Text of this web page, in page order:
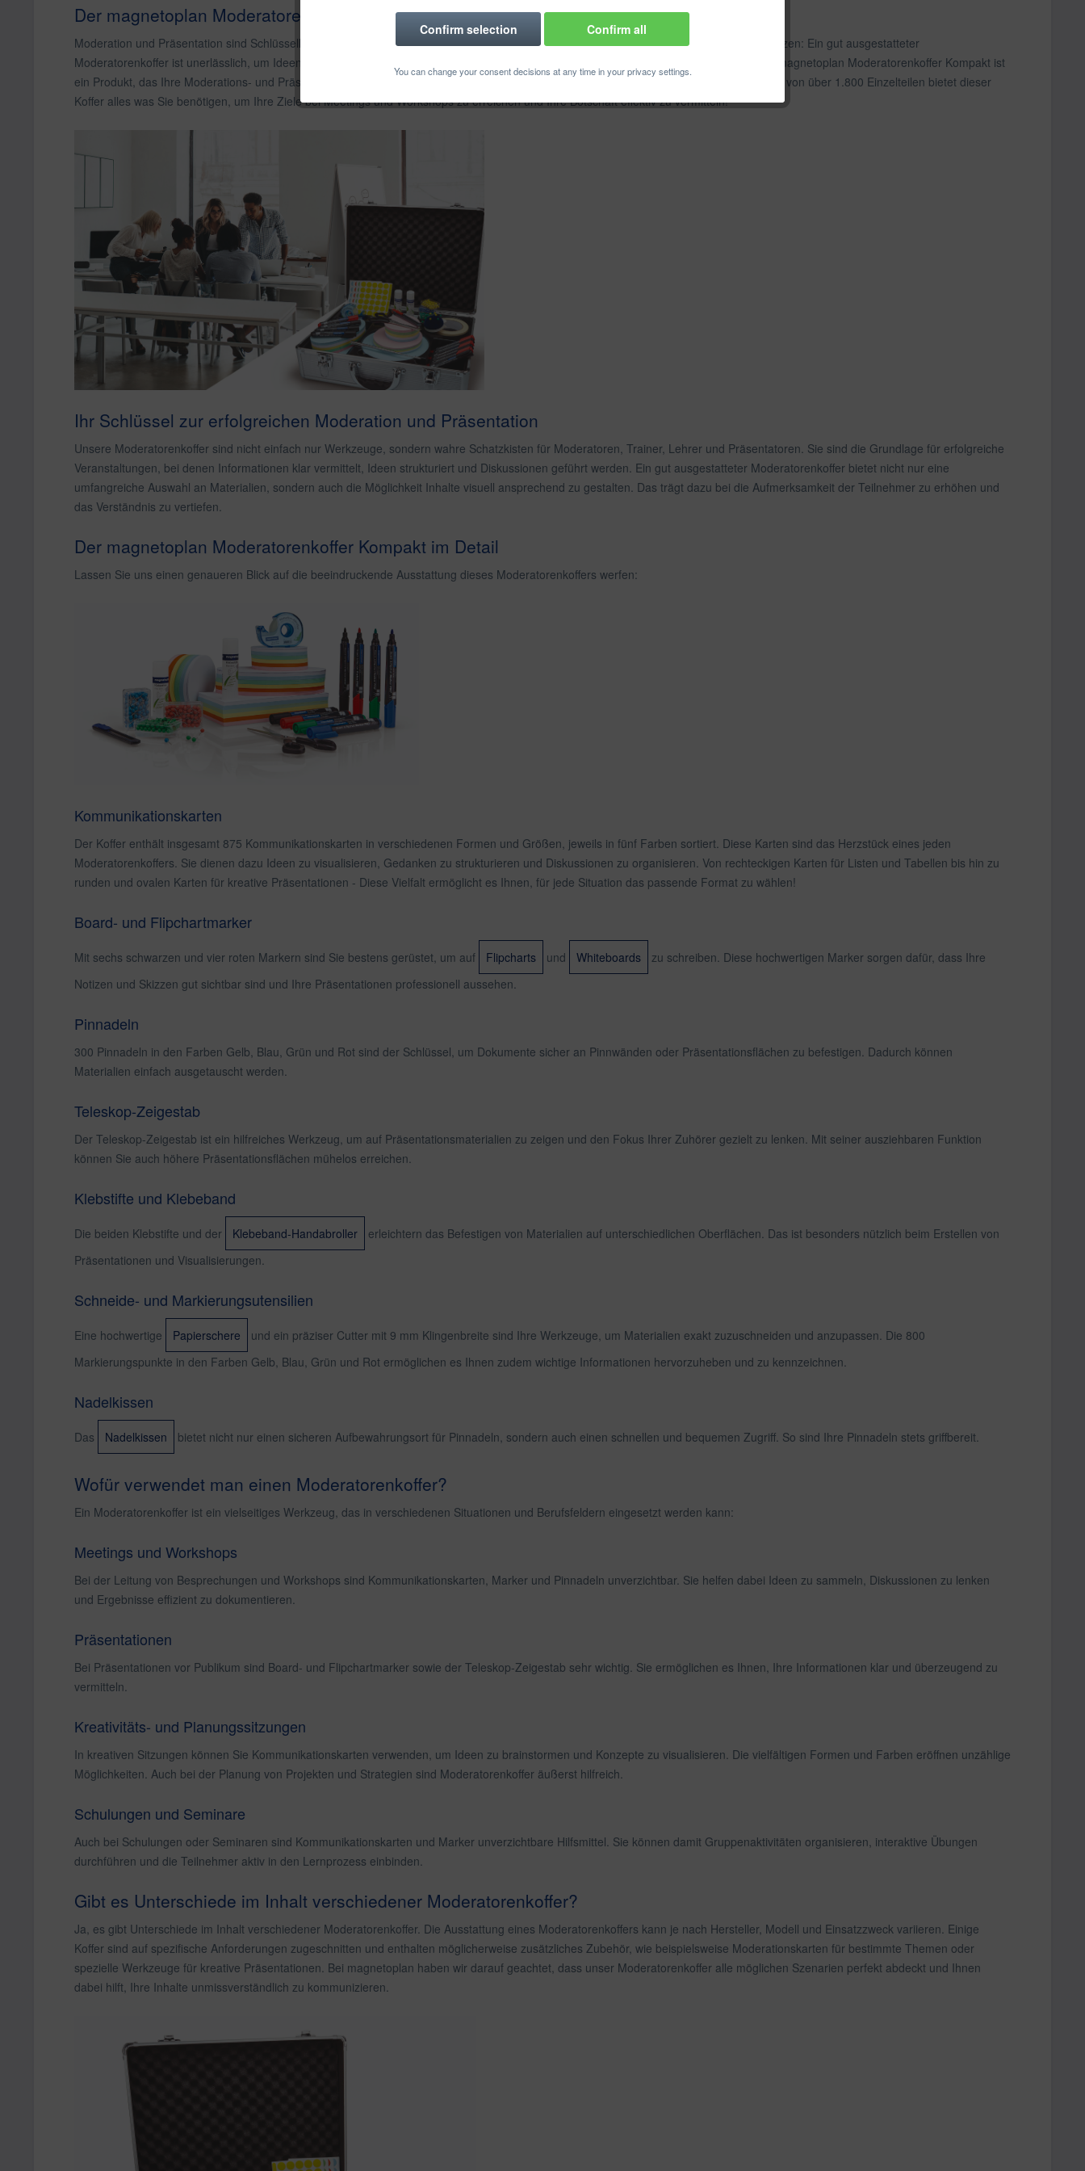
Confirm selection Confirm all
You can change your consent decisions at any time in your privacy settings.
Der magnetoplan Moderatorenkoffer Kompakt
Moderation und Präsentation sind Schlüsselkomponenten in der heutigen Geschäftswelt. Ob in Besprechungen, Workshops oder Konferenzen: Ein gut ausgestatteter
Moderatorenkoffer ist unerlässlich, um Ideen klar zu kommunizieren und den Ablauf von Veranstaltungen reibungslos zu gestalten. Unser magnetoplan Moderatorenkoffer Kompakt ist
ein Produkt, das Ihre Moderations- und Präsentationsfähigkeiten auf das nächste Level hebt. Mit einer beeindruckenden Grundausstattung von über 1.800 Einzelteilen bietet dieser
Koffer alles was Sie benötigen, um Ihre Ziele bei Meetings und Workshops zu erreichen und Ihre Botschaft effektiv zu vermitteln!
Ihr Schlüssel zur erfolgreichen Moderation und Präsentation
Unsere Moderatorenkoffer sind nicht einfach nur Werkzeuge, sondern wahre Schatzkisten für Moderatoren, Trainer, Lehrer und Präsentatoren. Sie sind die Grundlage für erfolgreiche
Veranstaltungen, bei denen Informationen klar vermittelt, Ideen strukturiert und Diskussionen geführt werden. Ein gut ausgestatteter Moderatorenkoffer bietet nicht nur eine
umfangreiche Auswahl an Materialien, sondern auch die Möglichkeit Inhalte visuell ansprechend zu gestalten. Das trägt dazu bei die Aufmerksamkeit der Teilnehmer zu erhöhen und
das Verständnis zu vertiefen.
Der magnetoplan Moderatorenkoffer Kompakt im Detail
Lassen Sie uns einen genaueren Blick auf die beeindruckende Ausstattung dieses Moderatorenkoffers werfen:
Kommunikationskarten
Der Koffer enthält insgesamt 875 Kommunikationskarten in verschiedenen Formen und Größen, jeweils in fünf Farben sortiert. Diese Karten sind das Herzstück eines jeden
Moderatorenkoffers. Sie dienen dazu Ideen zu visualisieren, Gedanken zu strukturieren und Diskussionen zu organisieren. Von rechteckigen Karten für Listen und Tabellen bis hin zu
runden und ovalen Karten für kreative Präsentationen - Diese Vielfalt ermöglicht es Ihnen, für jede Situation das passende Format zu wählen!
Board- und Flipchartmarker
Mit sechs schwarzen und vier roten Markern sind Sie bestens gerüstet, um auf Flipcharts und Whiteboards
zu schreiben. Diese hochwertigen Marker sorgen dafür, dass Ihre
Notizen und Skizzen gut sichtbar sind und Ihre Präsentationen professionell aussehen.
Pinnadeln
300 Pinnadeln in den Farben Gelb, Blau, Grün und Rot sind der Schlüssel, um Dokumente sicher an Pinnwänden oder Präsentationsflächen zu befestigen. Dadurch können
Materialien einfach ausgetauscht werden.
Teleskop-Zeigestab
Der Teleskop-Zeigestab ist ein hilfreiches Werkzeug, um auf Präsentationsmaterialien zu zeigen und den Fokus Ihrer Zuhörer gezielt zu lenken. Mit seiner ausziehbaren Funktion
können Sie auch höhere Präsentationsflächen mühelos erreichen.
Klebstifte und Klebeband
Die beiden Klebstifte und der Klebeband-Handabroller
erleichtern das Befestigen von Materialien auf unterschiedlichen Oberflächen. Das ist besonders nützlich beim Erstellen von
Präsentationen und Visualisierungen.
Schneide- und Markierungsutensilien
Eine hochwertige Papierschere
und ein präziser Cutter mit 9 mm Klingenbreite sind Ihre Werkzeuge, um Materialien exakt zuzuschneiden und anzupassen. Die 800
Markierungspunkte in den Farben Gelb, Blau, Grün und Rot ermöglichen es Ihnen zudem wichtige Informationen hervorzuheben und zu kennzeichnen.
Nadelkissen
Das Nadelkissen bietet nicht nur einen sicheren Aufbewahrungsort für Pinnadeln, sondern auch einen schnellen und bequemen Zugriff. So sind Ihre Pinnadeln stets griffbereit.
Wofür verwendet man einen Moderatorenkoffer?
Ein Moderatorenkoffer ist ein vielseitiges Werkzeug, das in verschiedenen Situationen und Berufsfeldern eingesetzt werden kann:
Meetings und Workshops
Bei der Leitung von Besprechungen und Workshops sind Kommunikationskarten, Marker und Pinnadeln unverzichtbar. Sie helfen dabei Ideen zu sammeln, Diskussionen zu lenken
und Ergebnisse effizient zu dokumentieren.
Präsentationen
Bei Präsentationen vor Publikum sind Board- und Flipchartmarker sowie der Teleskop-Zeigestab sehr wichtig. Sie ermöglichen es Ihnen, Ihre Informationen klar und überzeugend zu
vermitteln.
Kreativitäts- und Planungssitzungen
In kreativen Sitzungen können Sie Kommunikationskarten verwenden, um Ideen zu brainstormen und Konzepte zu visualisieren. Die vielfältigen Formen und Farben eröffnen unzählige
Möglichkeiten. Auch bei der Planung von Projekten und Strategien sind Moderatorenkoffer äußerst hilfreich.
Schulungen und Seminare
Auch bei Schulungen oder Seminaren sind Kommunikationskarten und Marker unverzichtbare Hilfsmittel. Sie können damit Gruppenaktivitäten organisieren, interaktive Übungen
durchführen und die Teilnehmer aktiv in den Lernprozess einbinden.
Gibt es Unterschiede im Inhalt verschiedener Moderatorenkoffer?
Ja, es gibt Unterschiede im Inhalt verschiedener Moderatorenkoffer. Die Ausstattung eines Moderatorenkoffers kann je nach Hersteller, Modell und Einsatzzweck variieren. Einige
Koffer sind auf spezifische Anforderungen zugeschnitten und enthalten möglicherweise zusätzliches Zubehör, wie beispielsweise Moderationskarten für bestimmte Themen oder
spezielle Werkzeuge für kreative Präsentationen. Bei magnetoplan haben wir darauf geachtet, dass unser Moderatorenkoffer alle möglichen Szenarien perfekt abdeckt und Ihnen
dabei hilft, Ihre Inhalte unmissverständlich zu kommunizieren.